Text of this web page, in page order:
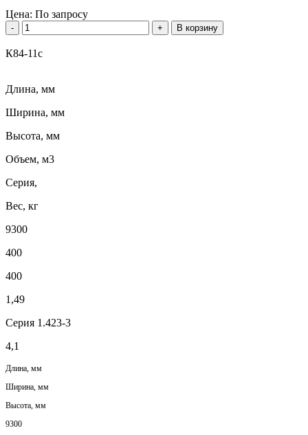
Цена: По запросу
- + В корзину
К84-11с
Длина, мм
Ширина, мм
Высота, мм
Объем, м3
Серия,
Вес, кг
9300
400
400
1,49
Серия 1.423-3
4,1
Длина, мм
Ширина, мм
Высота, мм
9300